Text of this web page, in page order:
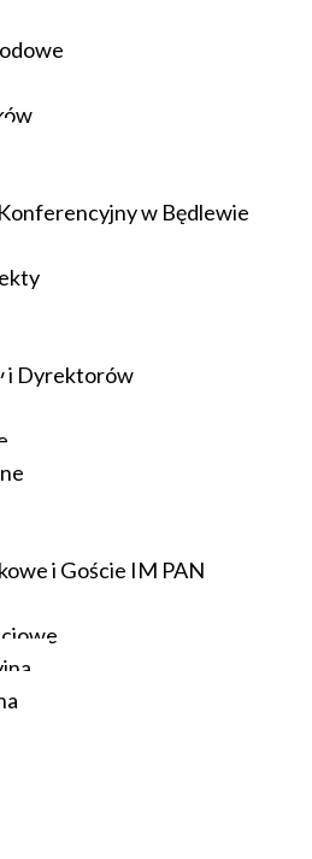
w Będlewie
i Dyrektorów
i Goście IM PAN